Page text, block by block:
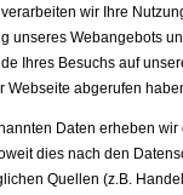
verarbeiten wir Ihre
unseres Webangebots
Ihres Besuchs auf
Webseite abgerufen
Daten erheben
dies nach den
Quellen (z.B.